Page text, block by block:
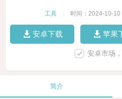
工具 时间：2024-10-10
安卓下载 苹果
安卓市场
简介